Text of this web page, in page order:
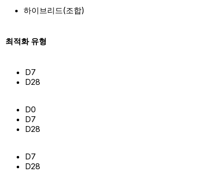
하이브리드(조합)
최적화 유형
D7
D28
D0
D7
D28
D7
D28